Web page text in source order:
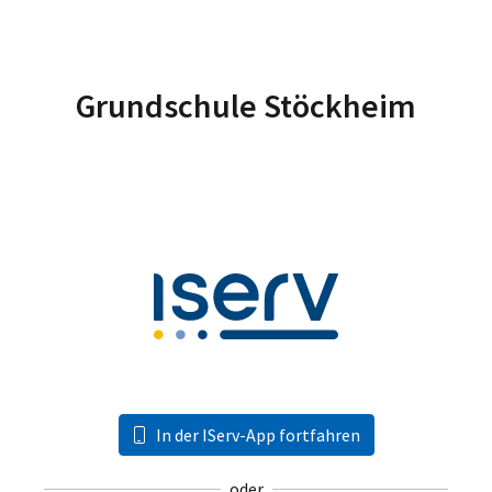
Grundschule Stöckheim
In der IServ-App fortfahren